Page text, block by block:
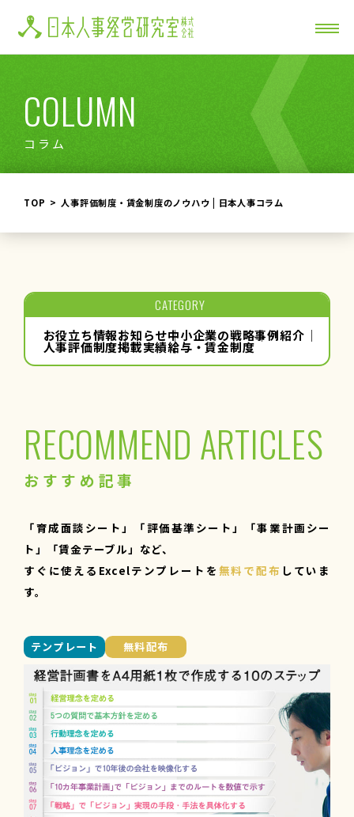
COLUMN
コラム
TOP 人事評価制度・賃金制度のノウハウ | 日本人事コラム
CATEGORY
お役立ち情報お知らせ中小企業の戦略事例紹介
人事評価制度掲載実績給与・賃金制度
RECOMMEND ARTICLES
おすすめ記事
「育成面談シート」「評価基準シート」「事業計画シー
ト」「賃金テーブル」など、
すぐに使えるExcelテンプレートを 無料で配布 していま
す。
テンプレート 無料配布